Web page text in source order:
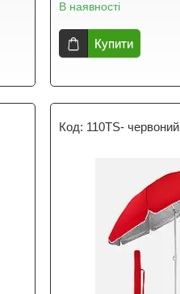
В наявності
Купити
110TS- червоний